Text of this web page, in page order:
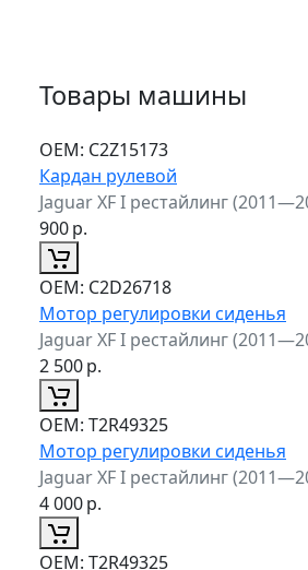
Товары машины
ОЕМ: C2Z15173
Кардан рулевой
Jaguar XF I рестайлинг
900р.
ОЕМ: C2D26718
Мотор регулировки сиденья
Jaguar XF I рестайлинг
2 500р.
ОЕМ: T2R49325
Мотор регулировки сиденья
Jaguar XF I рестайлинг
4 000р.
ОЕМ: T2R49325